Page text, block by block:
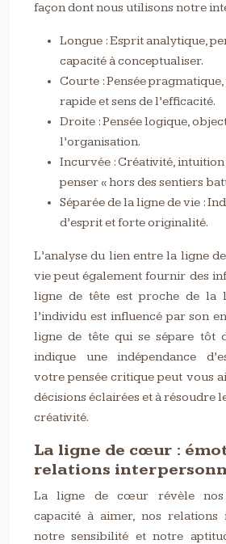
façon dont nous utilisons notre
Longue : Esprit analytique,
capacité à conceptualiser.
Courte : Pensée
rapide et sens de l’efficacité.
Droite : Pensée logique,
l’organisation.
Incurvée : Créativité, intuition
penser « hors des sentiers
Séparée de la ligne de vie :
d’esprit et forte originalité.
L’analyse du lien entre la ligne
vie peut également fournir des
ligne de tête est proche de la
l’individu est influencé par son
ligne de tête qui se sépare tôt
indique une indépendance
votre pensée critique peut vous
décisions éclairées et à résoudre
créativité.
La ligne de cœur :
relations
La ligne de cœur révèle nos
capacité à aimer, nos relations
notre sensibilité et notre